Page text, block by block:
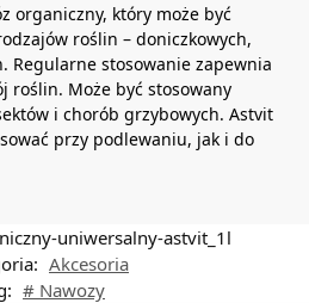
organiczny, który może być
roślin – doniczkowych,
Regularne stosowanie zapewnia
roślin. Może być stosowany
i chorób grzybowych. Astvit
przy podlewaniu, jak i do
uniwersalny-astvit_1l
Akcesoria
# Nawozy